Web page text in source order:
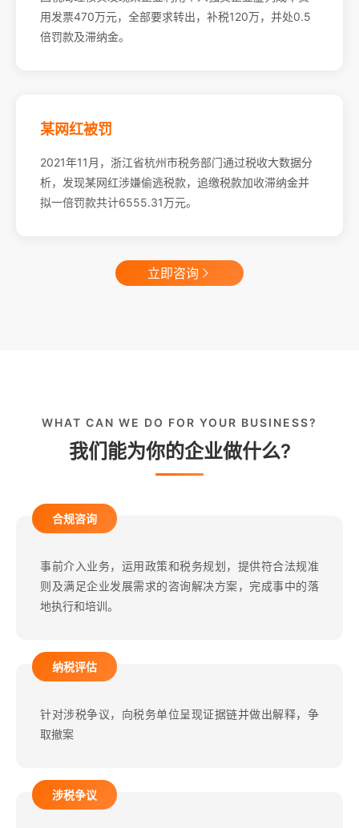
用发票470万元，全部要求转出，补税120万，并处0.5
倍罚款及滞纳金。
某网红被罚
2021年11月，浙江省杭州市税务部门通过税收大数据分
析，发现某网红涉嫌偷逃税款，追缴税款加收滞纳金并
拟一倍罚款共计6555.31万元。
立即咨询
WHAT CAN WE DO FOR YOUR BUSINESS?
我们能为你的企业做什么?
合规咨询
事前介入业务，运用政策和税务规划，提供符合法规准
则及满足企业发展需求的咨询解决方案，完成事中的落
地执行和培训。
纳税评估
针对涉税争议，向税务单位呈现证据链并做出解释，争
取撤案
涉税争议